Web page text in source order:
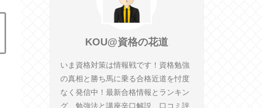
KOU@資格の花道
いま資格対策は情報戦です！資格勉強
の真相と勝ち馬に乗る合格近道を忖度
なく発信中！最新合格情報とランキン
グ、勉強法と講座辛口解説、口コミ評